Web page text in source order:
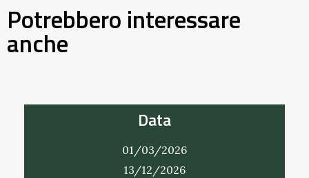
Potrebbero interessare
anche
Data
01/03/2026
13/12/2026